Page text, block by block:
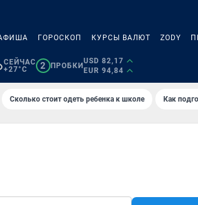
ГОРОСКОП КУРСЫ ВАЛЮТ ZODY
СЕЙЧАС
+27°C
2 ПРОБКИ
USD 82,17
EUR 94,84
Сколько стоит одеть ребенка к школе Как